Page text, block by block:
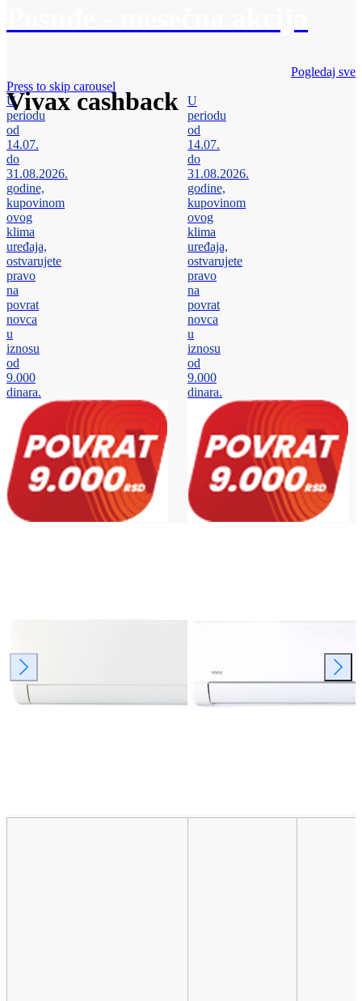
Vivax cashback
Pogledaj sve
Press to skip carousel
U
periodu
od
14.07.
do
31.08.2026.
godine,
kupovinom
ovog
klima
uređaja,
ostvarujete
pravo
na
povrat
novca
u
iznosu
od
9.000
dinara.
U
periodu
od
14.07.
do
31.08.2026.
godine,
kupovinom
ovog
klima
uređaja,
ostvarujete
pravo
na
povrat
novca
u
iznosu
od
9.000
dinara.